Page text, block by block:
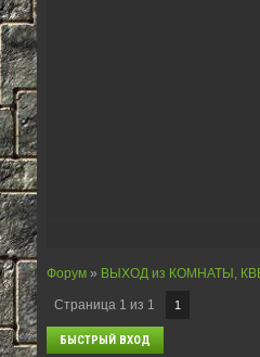
Форум » ВЫХОД из КОМНАТЫ,
Страница 1 из 1 1